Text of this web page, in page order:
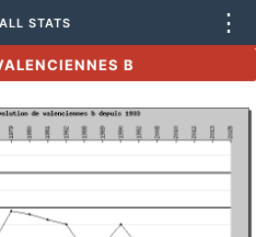
STATS ⋮
B